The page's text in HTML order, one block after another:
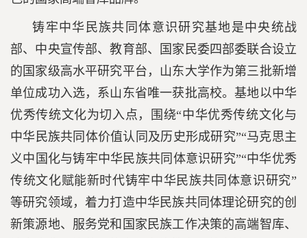
铸牢中华民族共同体意识研究基地是中央统战
部、中央宣传部、教育部、国家民委四部委联合设立
的国家级高水平研究平台，山东大学作为第三批新增
单位成功入选，系山东省唯一获批高校。基地以中华
优秀传统文化为切入点，围绕“中华优秀传统文化与
中华民族共同体价值认同及历史形成研究”“马克思主
义中国化与铸牢中华民族共同体意识研究”“中华优秀
传统文化赋能新时代铸牢中华民族共同体意识研究”
等研究领域，着力打造中华民族共同体理论研究的创
新策源地、服务党和国家民族工作决策的高端智库、